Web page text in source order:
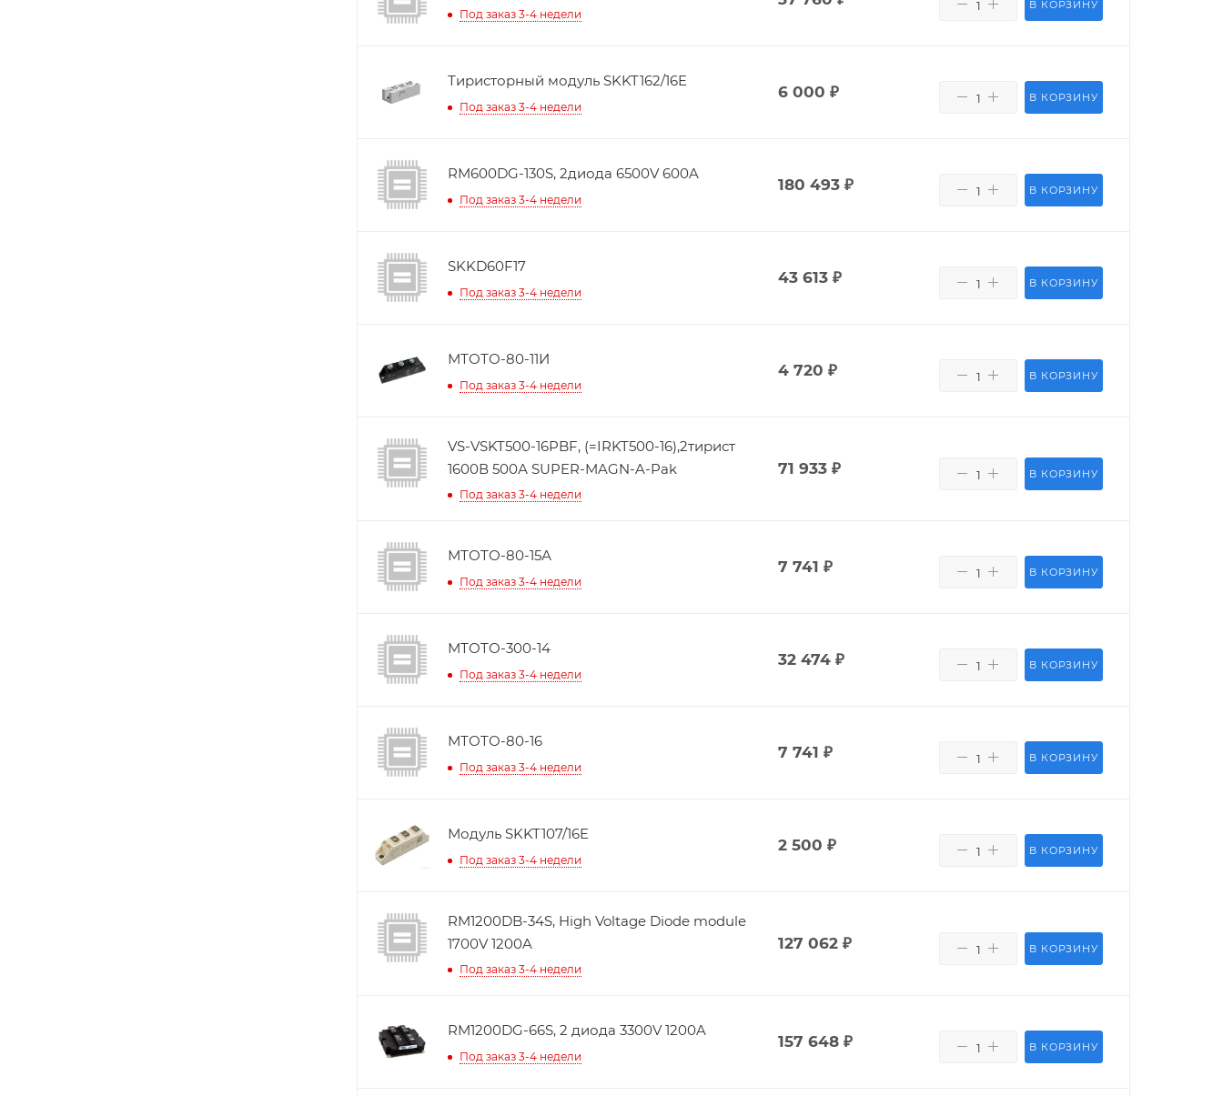
Под заказ 3-4 недели
В КОРЗИНУ
Тиристорный модуль SKKT162/16E
Под заказ 3-4 недели
6 000 ₽ В КОРЗИНУ
RM600DG-130S, 2диода 6500V 600A
Под заказ 3-4 недели
180 493 ₽ В КОРЗИНУ
SKKD60F17
Под заказ 3-4 недели
43 613 ₽ В КОРЗИНУ
МТОТО-80-11И
Под заказ 3-4 недели
4 720 ₽ В КОРЗИНУ
VS-VSKT500-16PBF, (=IRKT500-16),2тирист
1600В 500А SUPER-MAGN-A-Pak
Под заказ 3-4 недели
71 933 ₽ В КОРЗИНУ
МТОТО-80-15А
Под заказ 3-4 недели
7 741 ₽ В КОРЗИНУ
МТОТО-300-14
Под заказ 3-4 недели
32 474 ₽ В КОРЗИНУ
МТОТО-80-16
Под заказ 3-4 недели
7 741 ₽ В КОРЗИНУ
Модуль SKKT107/16E
Под заказ 3-4 недели
2 500 ₽ В КОРЗИНУ
RM1200DB-34S, High Voltage Diode module
1700V 1200A
Под заказ 3-4 недели
127 062 ₽ В КОРЗИНУ
RM1200DG-66S, 2 диода 3300V 1200A
Под заказ 3-4 недели
157 648 ₽ В КОРЗИНУ